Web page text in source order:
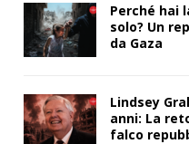
Perché hai
solo? Un
da Gaza
Lindsey
anni: La
falco